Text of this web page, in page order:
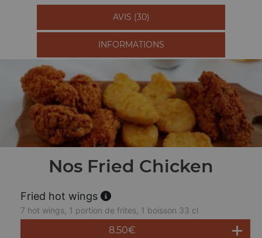
AVIS (30)
INFORMATIONS
Nos Fried Chicken
Fried hot wings
7 hot wings, 1 portion de frites, 1 boisson 33 cl
8.50€